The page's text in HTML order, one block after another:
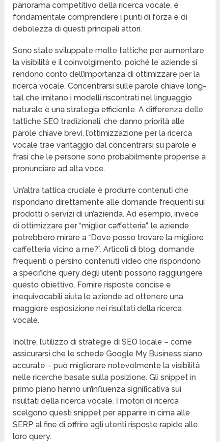
panorama competitivo della ricerca vocale, è
fondamentale comprendere i punti di forza e di
debolezza di questi principali attori.
Sono state sviluppate molte tattiche per aumentare
la visibilità e il coinvolgimento, poiché le aziende si
rendono conto dell’importanza di ottimizzare per la
ricerca vocale. Concentrarsi sulle parole chiave long-
tail che imitano i modelli riscontrati nel linguaggio
naturale è una strategia efficiente. A differenza delle
tattiche SEO tradizionali, che danno priorità alle
parole chiave brevi, l’ottimizzazione per la ricerca
vocale trae vantaggio dal concentrarsi su parole e
frasi che le persone sono probabilmente propense a
pronunciare ad alta voce.
Un’altra tattica cruciale è produrre contenuti che
rispondano direttamente alle domande frequenti sui
prodotti o servizi di un’azienda. Ad esempio, invece
di ottimizzare per “miglior caffetteria”, le aziende
potrebbero mirare a “Dove posso trovare la migliore
caffetteria vicino a me?”. Articoli di blog, domande
frequenti o persino contenuti video che rispondono
a specifiche query degli utenti possono raggiungere
questo obiettivo. Fornire risposte concise e
inequivocabili aiuta le aziende ad ottenere una
maggiore esposizione nei risultati della ricerca
vocale.
Inoltre, l’utilizzo di strategie di SEO locale – come
assicurarsi che le schede Google My Business siano
accurate – può migliorare notevolmente la visibilità
nelle ricerche basate sulla posizione. Gli snippet in
primo piano hanno un’influenza significativa sui
risultati della ricerca vocale. I motori di ricerca
scelgono questi snippet per apparire in cima alle
SERP al fine di offrire agli utenti risposte rapide alle
loro query.